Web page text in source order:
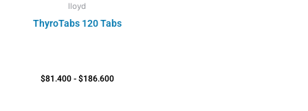
lloyd
ThyroTabs 120 Tabs
$81.400 - $186.600